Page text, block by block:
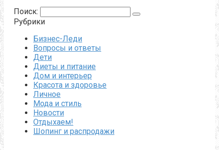
Поиск:
Рубрики
Бизнес-Леди
Вопросы и ответы
Дети
Диеты и питание
Дом и интерьер
Красота и здоровье
Личное
Мода и стиль
Новости
Отдыхаем!
Шопинг и распродажи